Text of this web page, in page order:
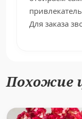
Для заказа
Похожие